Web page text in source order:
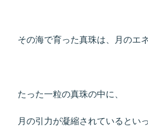
その海で育った真珠は、月のエ
たった一粒の真珠の中に、
月の引力が凝縮されているとい